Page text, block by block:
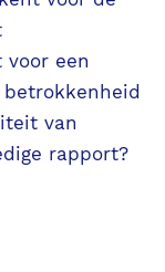
voor een
van
rapport?